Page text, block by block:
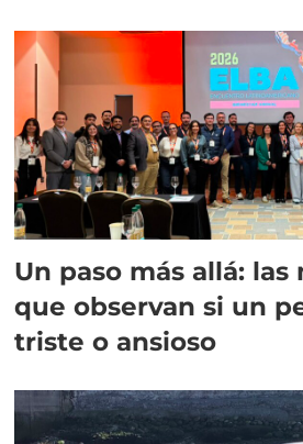
Un paso más allá:
que observan si un
triste o ansioso